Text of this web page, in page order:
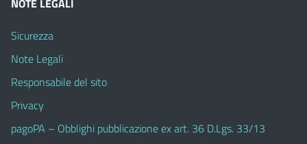
Sicurezza
Note Legali
Responsabile del sito
Privacy
pagoPA – Obblighi pubblicazione ex art. 36 D.Lgs. 33/13